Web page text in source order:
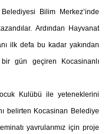
Bilim Merkez’inde
Ardından Hayvanat
ilk defa bu kadar yakından
gün geçiren Kocasinanlı
Kulübü ile yeteneklerini
belirten Kocasinan Belediye
yavrularımız için proje